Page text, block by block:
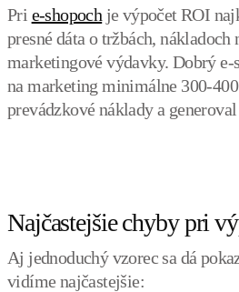
Pri e-shopoch je výpočet ROI
presné dáta o tržbách, nákladoch
marketingové výdavky. Dobrý
na marketing minimálne 300-
prevádzkové náklady a
Najčastejšie chyby pri
Aj jednoduchý vzorec sa dá
vidíme najčastejšie: